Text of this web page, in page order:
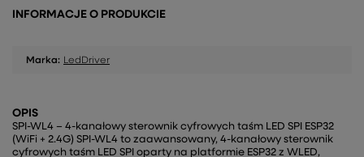
INFORMACJE O PRODUKCIE
Marka: LedDriver
OPIS
SPI-WL4 – 4-kanałowy sterownik cyfrowych taśm LED SPI ESP32
(WiFi + 2.4G) SPI-WL4 to zaawansowany, 4-kanałowy sterownik
cyfrowych taśm LED SPI oparty na platformie ESP32 z WLED,